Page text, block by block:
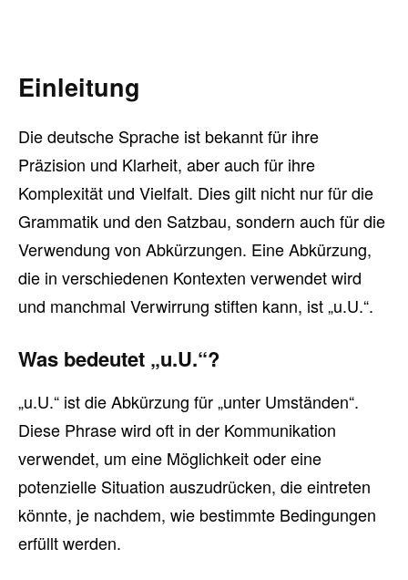
Einleitung
Die deutsche Sprache ist bekannt für ihre
Präzision und Klarheit, aber auch für ihre
Komplexität und Vielfalt. Dies gilt nicht nur für die
Grammatik und den Satzbau, sondern auch für die
Verwendung von Abkürzungen. Eine Abkürzung,
die in verschiedenen Kontexten verwendet wird
und manchmal Verwirrung stiften kann, ist „u.U.“.
Was bedeutet „u.U.“?
„u.U.“ ist die Abkürzung für „unter Umständen“.
Diese Phrase wird oft in der Kommunikation
verwendet, um eine Möglichkeit oder eine
potenzielle Situation auszudrücken, die eintreten
könnte, je nachdem, wie bestimmte Bedingungen
erfüllt werden.